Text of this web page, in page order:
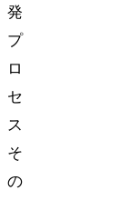
発
プ
ロ
セ
ス
そ
の